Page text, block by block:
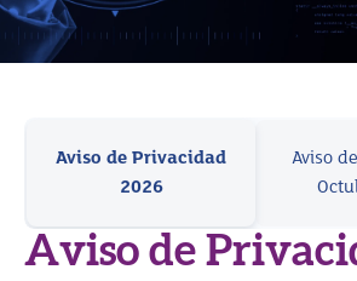
Aviso de Privacidad
2026
Aviso
Aviso de